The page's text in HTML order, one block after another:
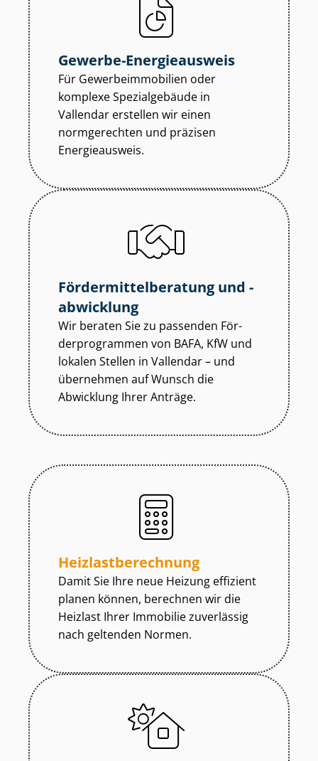
Gewerbe-Energieausweis
Für Ge­wer­be­im­mo­bi­li­en oder
komplexe Spezialgebäude in
Vallendar erstellen wir einen
normgerechten und präzisen
Energieausweis.
För­der­mit­tel­be­ra­tung und -
abwicklung
Wir beraten Sie zu passenden För­
der­pro­gram­men von BAFA, KfW und
lokalen Stellen in Vallendar – und
übernehmen auf Wunsch die
Abwicklung Ihrer Anträge.
Heiz­last­be­rech­nung
Damit Sie Ihre neue Heizung effizient
planen können, berechnen wir die
Heizlast Ihrer Immobilie zuverlässig
nach geltenden Normen.